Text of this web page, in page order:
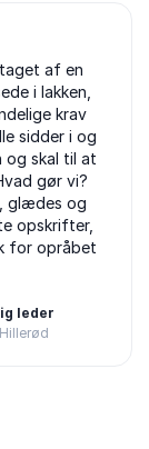
af en
i lakken,
krav
sidder i og
skal til at
gør vi?
glædes og
opskrifter,
for opråbet
leder